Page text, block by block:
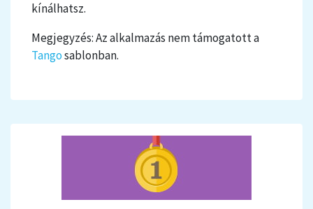
kínálhatsz.
Megjegyzés: Az alkalmazás nem támogatott a
Tangosablonban.